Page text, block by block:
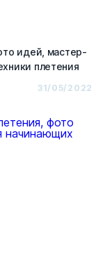
идей, мастер-
плетения
31/05/2022